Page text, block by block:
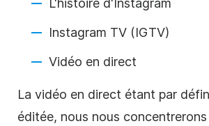
L'histoire d' Instagram
Instagram TV (IGTV)
Vidéo en direct
La vidéo en direct étant par
éditée, nous nous